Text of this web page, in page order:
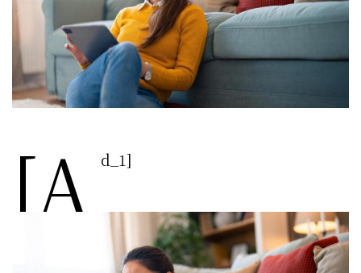
[a d_1]